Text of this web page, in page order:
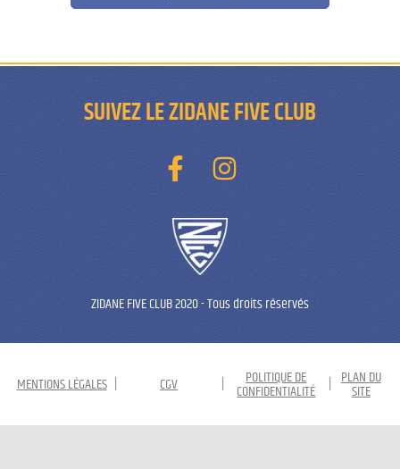
ZIDANE FIVE CLUB 2020- Tous droits réservés
SUIVEZ LE ZIDANE FIVE CLUB
MENTIONS LÉGALES CGV
POLITIQUE DE
CONFIDENTIALITÉ
PLAN DU
SITE